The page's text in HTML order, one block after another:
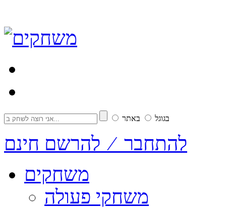
בגוגל באתר
להתחבר ⁄ להרשם חינם
משחקים
משחקי פעולה